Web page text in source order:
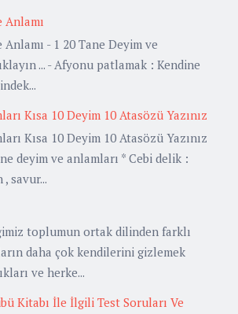
Anlamı
Anlamı - 1 20 Tane Deyim ve
... - Afyonu patlamak : Kendine
Kısa 10 Deyim 10 Atasözü Yazınız
Kısa 10 Deyim 10 Atasözü Yazınız
deyim ve anlamları * Cebi delik :
savur...
toplumun ortak dilinden farklı
daha çok kendilerini gizlemek
ve herke...
Kitabı İle İlgili Test Soruları Ve